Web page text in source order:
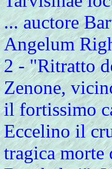
... auctore
Angelum
2 - "Ritratto
Zenone,
il fortissimo
Eccelino il
tragica